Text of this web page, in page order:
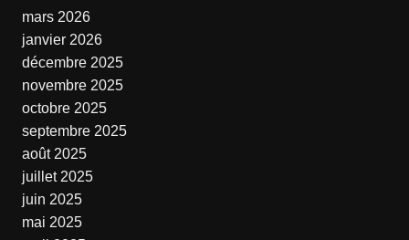
mars 2026
janvier 2026
décembre 2025
novembre 2025
octobre 2025
septembre 2025
août 2025
juillet 2025
juin 2025
mai 2025